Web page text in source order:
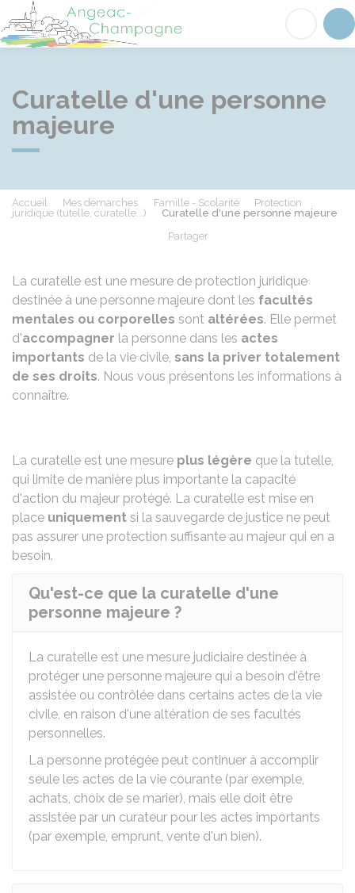
Angeac-Champagne
Curatelle d'une personne
majeure
Accueil Mes démarches Famille - Scolarité
Protection
juridique (tutelle, curatelle...)
Curatelle d'une personne majeure
Partager
La curatelle est une mesure de protection juridique
destinée à une personne majeure dont les facultés
mentales ou corporelles sont altérées. Elle permet
d'accompagner la personne dans les actes
importants de la vie civile, sans la priver totalement
de ses droits. Nous vous présentons les informations à
connaître.
La curatelle est une mesure plus légère que la tutelle,
qui limite de manière plus importante la capacité
d'action du majeur protégé. La curatelle est mise en
place uniquement si la sauvegarde de justice ne peut
pas assurer une protection suffisante au majeur qui en a
besoin.
Qu'est-ce que la curatelle d'une
personne majeure ?
La curatelle est une mesure judiciaire destinée à
protéger une personne majeure qui a besoin d'être
assistée ou contrôlée dans certains actes de la vie
civile, en raison d'une altération de ses facultés
personnelles.
La personne protégée peut continuer à accomplir
seule les actes de la vie courante (par exemple,
achats, choix de se marier), mais elle doit être
assistée par un curateur pour les actes importants
(par exemple, emprunt, vente d'un bien).